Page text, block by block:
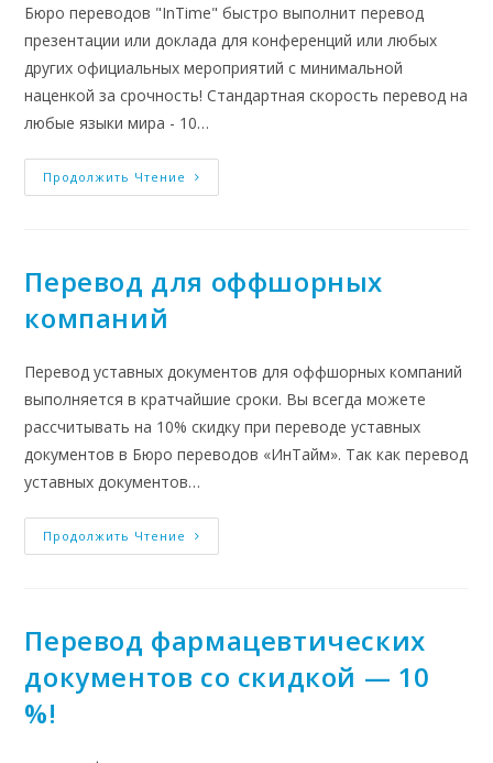
Бюро переводов "InTime" быстро выполнит перевод
презентации или доклада для конференций или любых
других официальных мероприятий с минимальной
наценкой за срочность! Стандартная скорость перевод на
любые языки мира - 10…
Продолжить Чтение
Перевод для оффшорных
компаний
Перевод уставных документов для оффшорных компаний
выполняется в кратчайшие сроки. Вы всегда можете
рассчитывать на 10% скидку при переводе уставных
документов в Бюро переводов «ИнТайм». Так как перевод
уставных документов…
Продолжить Чтение
Перевод фармацевтических
документов со скидкой — 10
%!